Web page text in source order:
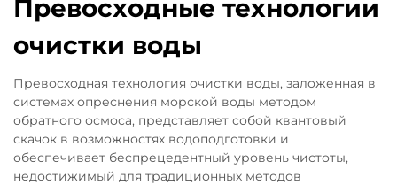
Превосходные технологии
очистки воды
Превосходная технология очистки воды, заложенная в
системах опреснения морской воды методом
обратного осмоса, представляет собой квантовый
скачок в возможностях водоподготовки и
обеспечивает беспрецедентный уровень чистоты,
недостижимый для традиционных методов